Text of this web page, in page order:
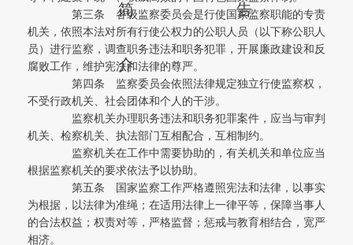
简
介
告
第三条 各级监察委员会是行使国家监察职能的专责
机关，依照本法对所有行使公权力的公职人员（以下称公职人
员）进行监察，调查职务违法和职务犯罪，开展廉政建设和反
腐败工作，维护宪法和法律的尊严。
第四条 监察委员会依照法律规定独立行使监察权，
不受行政机关、社会团体和个人的干涉。
监察机关办理职务违法和职务犯罪案件，应当与审判
机关、检察机关、执法部门互相配合，互相制约。
监察机关在工作中需要协助的，有关机关和单位应当
根据监察机关的要求依法予以协助。
第五条 国家监察工作严格遵照宪法和法律，以事实
为根据，以法律为准绳；在适用法律上一律平等，保障当事人
的合法权益；权责对等，严格监督；惩戒与教育相结合，宽严
相济。